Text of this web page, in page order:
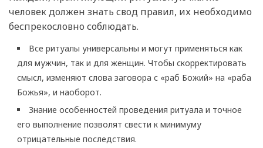
человек должен знать свод правил, их необходимо
беспрекословно соблюдать.
Все ритуалы универсальны и могут применяться как
для мужчин, так и для женщин. Чтобы скорректировать
смысл, изменяют слова заговора с «раб Божий» на «раба
Божья», и наоборот.
Знание особенностей проведения ритуала и точное
его выполнение позволят свести к минимуму
отрицательные последствия.